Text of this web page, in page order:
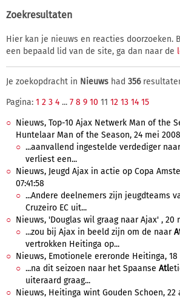
Zoekresultaten
Hier kan je nieuws en reacties doorzoeken.
een bepaald lid van de site, ga dan naar de
Je zoekopdracht in Nieuws had 356
Pagina: 1 2 3 4 ... 7 8 9 10 11 12 13 14 15
Nieuws, Top-10 Ajax Netwerk Man of the
Huntelaar Man of the Season, 24 mei
...aanvallend ingestelde verdediger
verliest een...
Nieuws, Jeugd Ajax in actie op Copa
07:41:58
...Andere deelnemers zijn jeugdteams
Cruzeiro EC uit...
Nieuws, 'Douglas wil graag naar Ajax' , 20
...zou bij Ajax in beeld zijn om de naar
vertrokken Heitinga op...
Nieuws, Emotionele ereronde Heitinga, 18
...na dit seizoen naar het Spaanse Atl
uiteraard graag...
Nieuws, Heitinga wint Gouden Schoen, 22